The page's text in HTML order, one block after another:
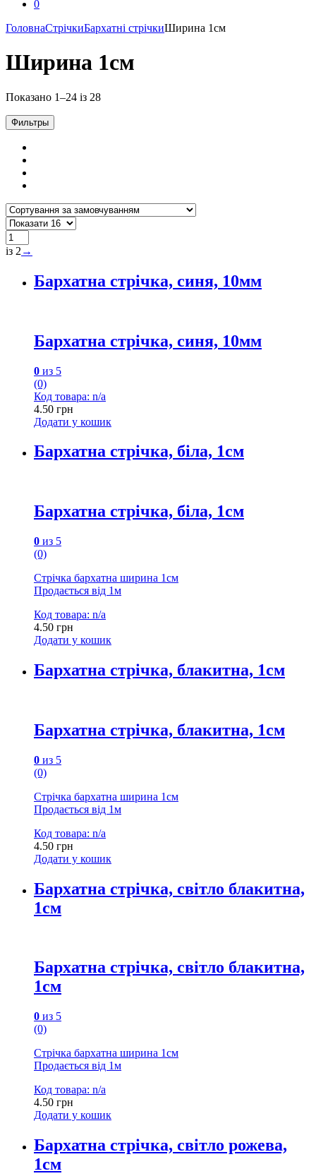
0
ГоловнаСтрічкиБархатні стрічкиШирина 1см
Ширина 1см
Показано 1–24 із 28
Фильтры
із 2 →
Бархатна стрічка, синя, 10мм
Бархатна стрічка, синя, 10мм
0 из 5
(0)
Код товара: n/a
4.50 грн
Додати у кошик
Бархатна стрічка, біла, 1см
Бархатна стрічка, біла, 1см
0 из 5
(0)
Стрічка бархатна ширина 1см
Продається від 1м
Код товара: n/a
4.50 грн
Додати у кошик
Бархатна стрічка, блакитна, 1см
Бархатна стрічка, блакитна, 1см
0 из 5
(0)
Стрічка бархатна ширина 1см
Продається від 1м
Код товара: n/a
4.50 грн
Додати у кошик
Бархатна стрічка, світло блакитна,
1см
Бархатна стрічка, світло блакитна,
1см
0 из 5
(0)
Стрічка бархатна ширина 1см
Продається від 1м
Код товара: n/a
4.50 грн
Додати у кошик
Бархатна стрічка, світло рожева,
1см